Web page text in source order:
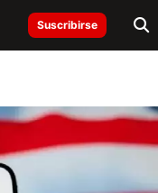
Suscribirse